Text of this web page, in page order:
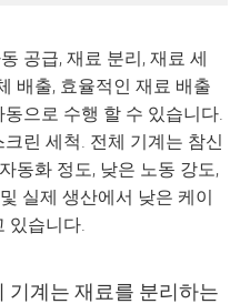
공급, 재료 분리, 재료 세
배출, 효율적인 재료 배출
으로 수행 할 수 있습니다.
린 세척. 전체 기계는 참신
동화 정도, 낮은 노동 강도,
실제 생산에서 낮은 케이
있습니다.
기계는 재료를 분리하는